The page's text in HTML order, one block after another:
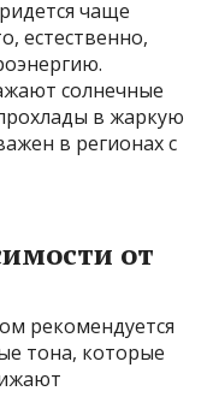
чаще
естественно,
солнечные
в жаркую
в регионах с
от
рекомендуется
тона, которые